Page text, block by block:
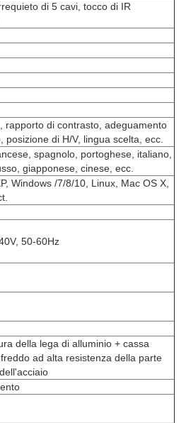
di 5 cavi, tocco di IR
rapporto di contrasto, adeguamento
posizione di H/V, lingua scelta, ecc.
spagnolo, portoghese, italiano,
giapponese, cinese, ecc.
Windows /7/8/10, Linux, Mac OS X,
50-60Hz
della lega di alluminio + cassa
ad alta resistenza della parte